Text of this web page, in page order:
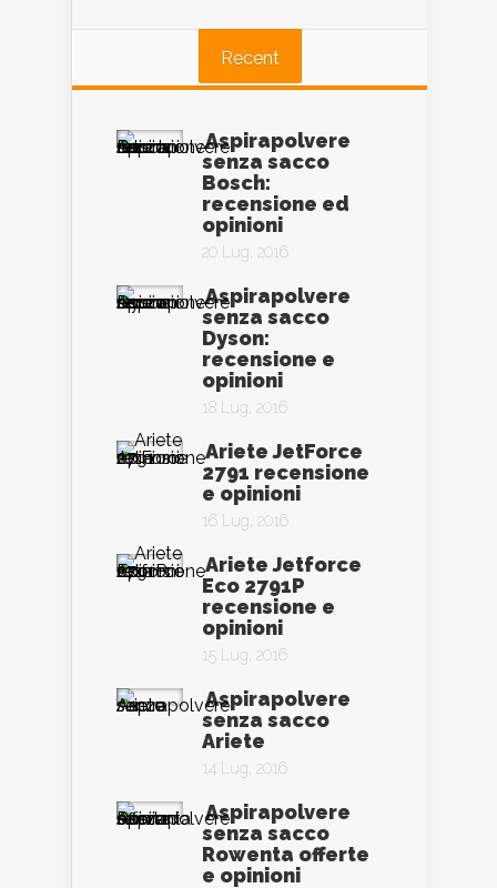
Recent
Aspirapolvere
senza sacco
Bosch:
recensione ed
opinioni
20 Lug, 2016
Aspirapolvere
senza sacco
Dyson:
recensione e
opinioni
18 Lug, 2016
Ariete JetForce
2791 recensione
e opinioni
16 Lug, 2016
Ariete Jetforce
Eco 2791P
recensione e
opinioni
15 Lug, 2016
Aspirapolvere
senza sacco
Ariete
14 Lug, 2016
Aspirapolvere
senza sacco
Rowenta offerte
e opinioni